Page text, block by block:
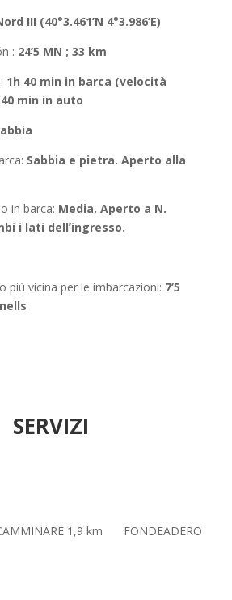
III (40°3.461’N 4°3.986’E)
: 24’5 MN ; 33 km
: 1h 40 min in barca (velocità
min in auto
: Sabbia e pietra. Aperto alla
in barca: Media. Aperto a N.
i lati dell’ingresso.
più vicina per le imbarcazioni: 7’5
SERVIZI
1,9 km FONDEADERO